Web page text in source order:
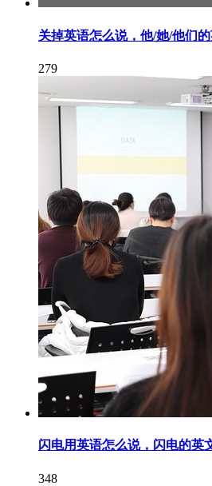
关掉英语怎么说，他/她/他们
279
闪电用英语怎么说，闪电的英
348